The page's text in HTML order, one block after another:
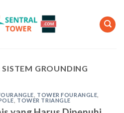
SISTEM GROUNDING
TOWER FOURANGLE
TOWER TRIANGLE